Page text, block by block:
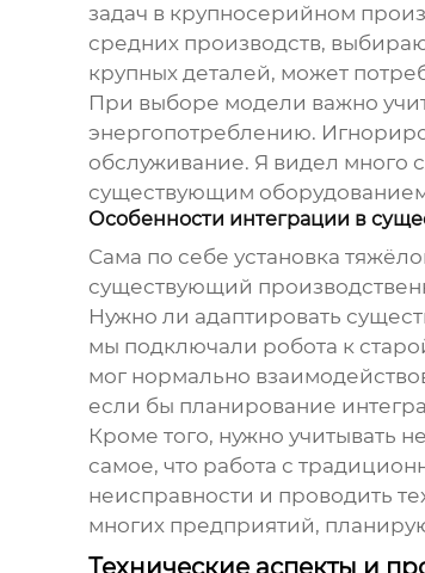
задач в крупносерийном
средних производств,
крупных деталей, может
При выборе модели важно
энергопотреблению.
обслуживание. Я видел много
существующим оборудованием
Особенности интеграции в
Сама по себе установка
существующий
Нужно ли адаптировать
мы подключали робота к
мог нормально
если бы планирование
Кроме того, нужно учитывать
самое, что работа с
неисправности и проводить
многих предприятий,